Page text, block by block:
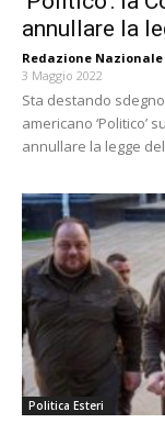
annullare la
Redazione Nazionale
3 Maggio 2022
Sta destando
americano ‘Politico’
annullare la legge del
Politica Esteri